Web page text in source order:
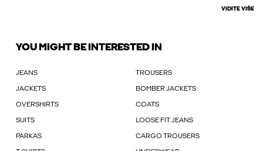
VIDITE VIŠE
YOU MIGHT BE INTERESTED IN
JEANS TROUSERS
JACKETS BOMBER JACKETS
OVERSHIRTS COATS
SUITS LOOSE FIT JEANS
PARKAS CARGO TROUSERS